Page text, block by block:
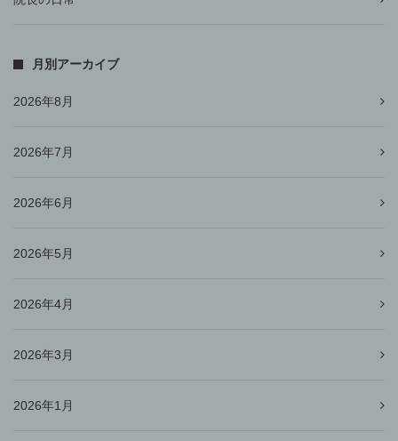
月別アーカイブ
2026年8月
2026年7月
2026年6月
2026年5月
2026年4月
2026年3月
2026年1月